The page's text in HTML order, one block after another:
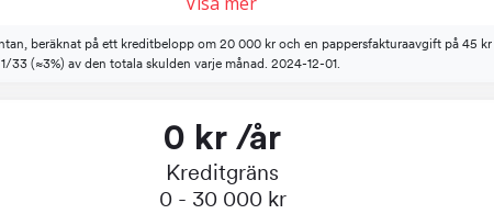
beräknat på ett kreditbelopp om 20 000 kr och en pappersfakturaavgift på 45
(≈3%) av den totala skulden varje månad. 2024-12-01.
0 kr /år
Kreditgräns
0 - 30 000 kr